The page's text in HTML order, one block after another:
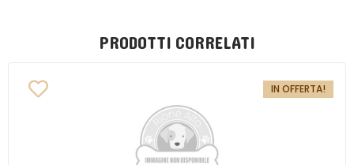
PRODOTTI CORRELATI
IN OFFERTA!